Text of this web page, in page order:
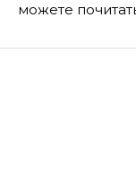
можете